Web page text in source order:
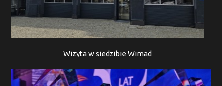
Wizyta w siedzibie Wimad